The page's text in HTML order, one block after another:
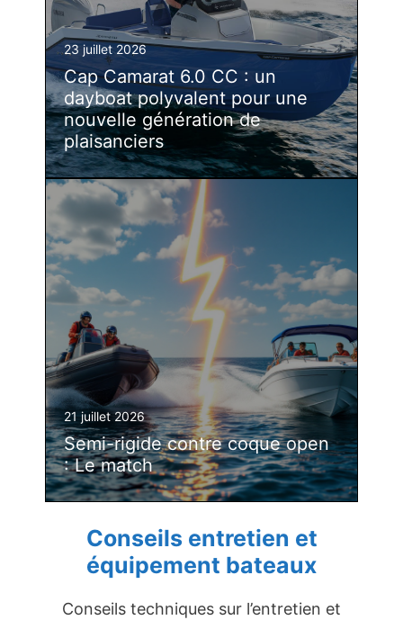
23 juillet 2026
Cap Camarat 6.0 CC : un
dayboat polyvalent pour une
nouvelle génération de
plaisanciers
21 juillet 2026
Semi-rigide contre coque open
: Le match
Conseils entretien et
équipement bateaux
Conseils techniques sur l’entretien et